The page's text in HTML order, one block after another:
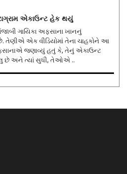
એકાઉન્ટ હેક થયું
ગાયિકા અફસાના ખાનનું
તેણીએ એક વીડિયોમાં તેના ચાહકોને આ
જણાવ્યું હતું કે, તેનું એકાઉન્ટ
છે અને ત્યાં સુધી, તેઓએ ..